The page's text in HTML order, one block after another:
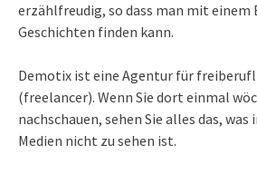
erzählfreudig, so dass man mit einem
Geschichten finden kann.
Demotix ist eine Agentur für
(freelancer). Wenn Sie dort einmal
nachschauen, sehen Sie alles das,
Medien nicht zu sehen ist.